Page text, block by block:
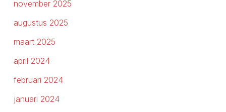
november 2025
augustus 2025
maart 2025
april 2024
februari 2024
januari 2024